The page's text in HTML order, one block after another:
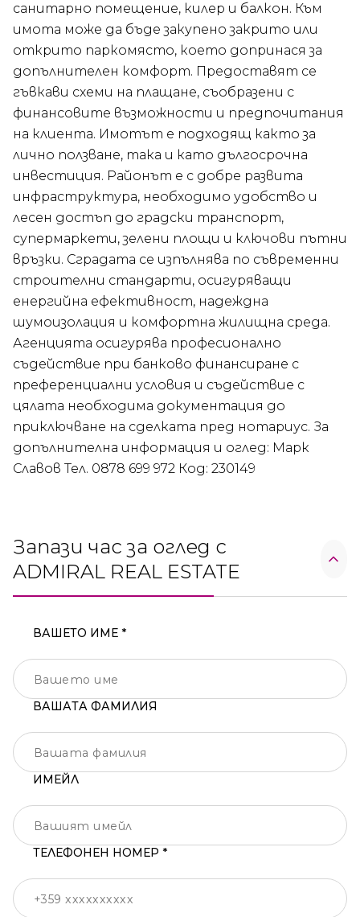
санитарно помещение, килер и балкон. Към
имота може да бъде закупено закрито или
открито паркомясто, което допринася за
допълнителен комфорт. Предоставят се
гъвкави схеми на плащане, съобразени с
финансовите възможности и предпочитания
на клиента. Имотът е подходящ както за
лично ползване, така и като дългосрочна
инвестиция. Районът е с добре развита
инфраструктура, необходимо удобство и
лесен достъп до градски транспорт,
супермаркети, зелени площи и ключови пътни
връзки. Сградата се изпълнява по съвременни
строителни стандарти, осигуряващи
енергийна ефективност, надеждна
шумоизолация и комфортна жилищна среда.
Агенцията осигурява професионално
съдействие при банково финансиране с
преференциални условия и съдействие с
цялата необходима документация до
приключване на сделката пред нотариус. За
допълнителна информация и оглед: Марк
Славов Тел. 0878 699 972 Код: 230149
Запази час за оглед с
ADMIRAL REAL ESTATE
ВАШЕТО ИМЕ *
ВАШАТА ФАМИЛИЯ
ИМЕЙЛ
ТЕЛЕФОНЕН НОМЕР *